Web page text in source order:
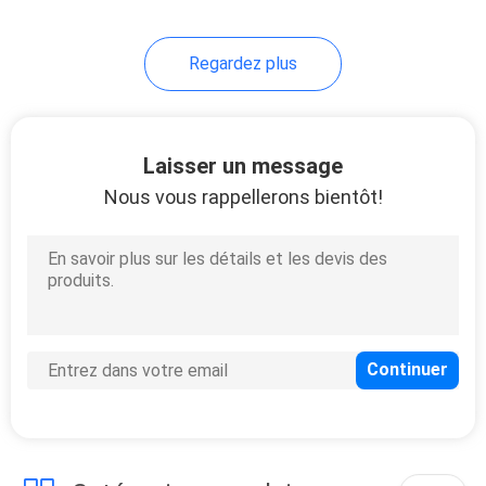
Four de traitement
pour la machine
Regardez plus
Laisser un message
Nous vous rappellerons bientôt!